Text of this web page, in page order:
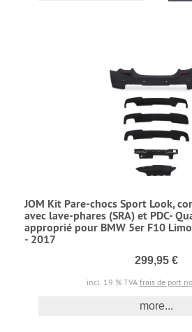
JOM Kit Pare-chocs Sport Look,
avec lave-phares (SRA) et PDC-
approprié pour BMW 5er F10
- 2017
299,95 €
incl. 19 % TVA frais de port
more...